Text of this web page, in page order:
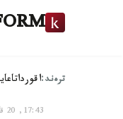
ترەند:اقوردا
17:43, 20 قازان 2009